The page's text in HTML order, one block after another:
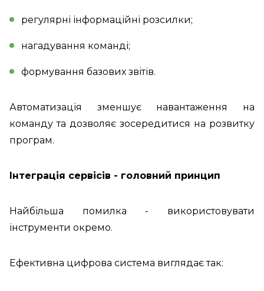
регулярні інформаційні розсилки;
нагадування команді;
формування базових звітів.
Автоматизація зменшує навантаження на
команду та дозволяє зосередитися на розвитку
програм.
Інтеграція сервісів - головний принцип
Найбільша помилка - використовувати
інструменти окремо.
Ефективна цифрова система виглядає так: